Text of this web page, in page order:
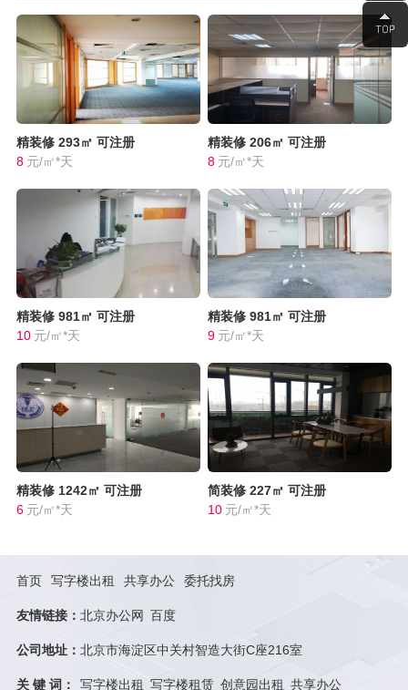
精装修 293㎡ 可注册
8 元/㎡*天
精装修 206㎡ 可注册
8 元/㎡*天
精装修 981㎡ 可注册
10 元/㎡*天
精装修 981㎡ 可注册
9 元/㎡*天
精装修 1242㎡ 可注册
6 元/㎡*天
简装修 227㎡ 可注册
10 元/㎡*天
首页 写字楼出租 共享办公 委托找房
友情链接： 北京办公网 百度
公司地址： 北京市海淀区中关村智造大街C座216室
关 键 词： 写字楼出租 写字楼租赁 创意园出租 共享办公